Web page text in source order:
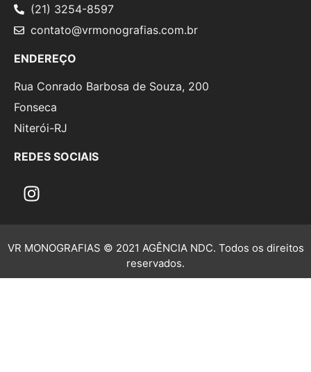
(21) 3254-8597
contato@vrmonografias.com.br
ENDEREÇO
Rua Conrado Barbosa de Souza, 200
Fonseca
Niterói-RJ
REDES SOCIAIS
VR MONOGRAFIAS © 2021 AGÊNCIA NDC. Todos os direitos
reservados.